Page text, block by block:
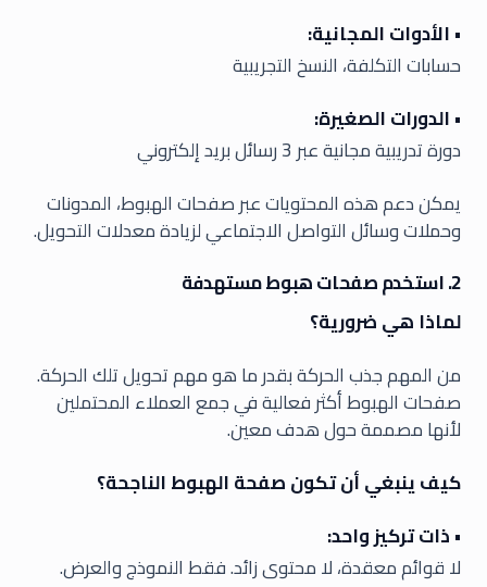
• الأدوات المجانية:
حسابات التكلفة، النسخ التجريبية
• الدورات الصغيرة:
دورة تدريبية مجانية عبر 3 رسائل بريد إلكتروني
يمكن دعم هذه المحتويات عبر صفحات الهبوط، المدونات
وحملات وسائل التواصل الاجتماعي لزيادة معدلات التحويل.
2. استخدم صفحات هبوط مستهدفة
لماذا هي ضرورية؟
من المهم جذب الحركة بقدر ما هو مهم تحويل تلك الحركة.
صفحات الهبوط أكثر فعالية في جمع العملاء المحتملين
لأنها مصممة حول هدف معين.
كيف ينبغي أن تكون صفحة الهبوط الناجحة؟
• ذات تركيز واحد:
لا قوائم معقدة، لا محتوى زائد. فقط النموذج والعرض.